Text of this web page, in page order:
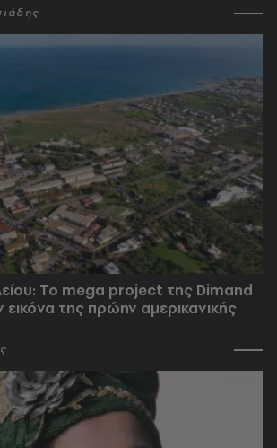
To mega project της Dimand
εικόνα της πρώην αμερικανικής